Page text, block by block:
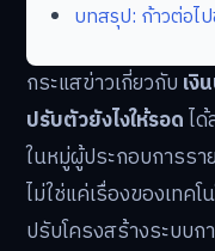
บทสรุป: ก้าวต่อไ
กระแสข่าวเกี่ยวกับ เงิ
ปรับตัวยังไงให้รอดไ
ในหมู่ผู้ประกอบการร
ไม่ใช่แค่เรื่องของเท
ปรับโครงสร้างระบบก